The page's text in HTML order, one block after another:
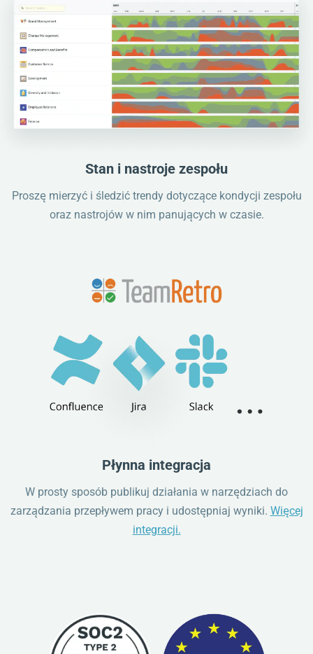
Stan i nastroje zespołu
Proszę mierzyć i śledzić trendy dotyczące kondycji zespołu
oraz nastrojów w nim panujących w czasie.
Płynna integracja
W prosty sposób publikuj działania w narzędziach do
zarządzania przepływem pracy i udostępniaj wyniki. Więcej
integracji.